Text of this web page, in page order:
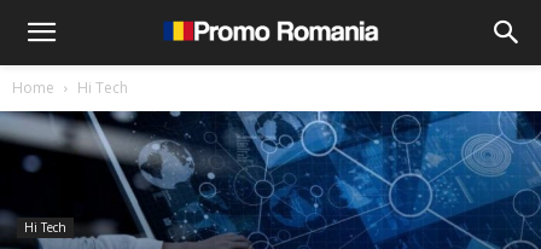
Home Hi Tech
Hi Tech